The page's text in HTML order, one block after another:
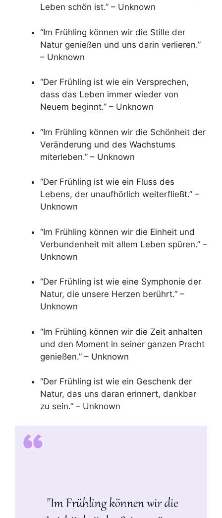
Leben schön ist.” – Unknown
“Im Frühling können wir die Stille der
Natur genießen und uns darin verlieren.”
– Unknown
“Der Frühling ist wie ein Versprechen,
dass das Leben immer wieder von
Neuem beginnt.” – Unknown
“Im Frühling können wir die Schönheit der
Veränderung und des Wachstums
miterleben.” – Unknown
“Der Frühling ist wie ein Fluss des
Lebens, der unaufhörlich weiterfließt.” –
Unknown
“Im Frühling können wir die Einheit und
Verbundenheit mit allem Leben spüren.” –
Unknown
“Der Frühling ist wie eine Symphonie der
Natur, die unsere Herzen berührt.” –
Unknown
“Im Frühling können wir die Zeit anhalten
und den Moment in seiner ganzen Pracht
genießen.” – Unknown
“Der Frühling ist wie ein Geschenk der
Natur, das uns daran erinnert, dankbar
zu sein.” – Unknown